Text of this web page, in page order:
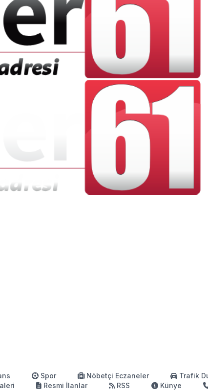
Spor Nöbetçi Eczaneler Trafik
Resmi İlanlar RSS Künye